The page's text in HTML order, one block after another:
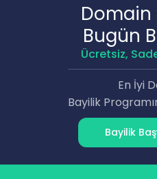
Domain
Bugün
Ücretsiz,
En İyi
Bayilik
Bayilik